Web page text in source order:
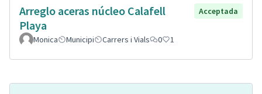
Arreglo aceras núcleo Calafell
Playa
Acceptada
Monica Municipi Carrers i Vials 0 1